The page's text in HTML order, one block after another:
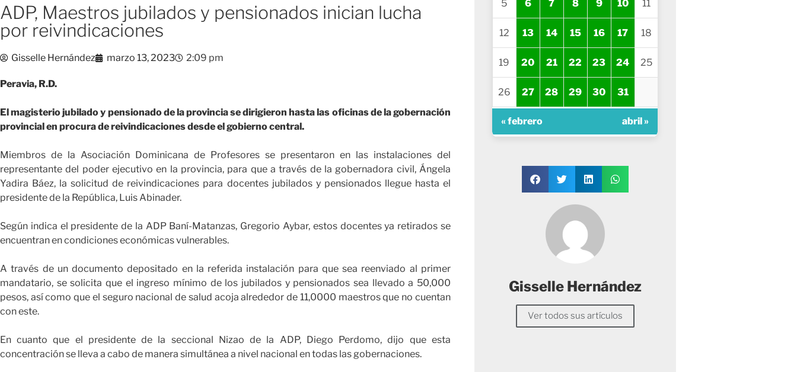
ADP, Maestros jubilados y pensionados inician lucha
por reivindicaciones
Gisselle Hernández marzo 13, 2023 2:09 pm
Peravia, R.D.
El magisterio jubilado y pensionado de la provincia se dirigieron hasta las oficinas de la gobernación
provincial en procura de reivindicaciones desde el gobierno central.
Miembros de la Asociación Dominicana de Profesores se presentaron en las instalaciones del
representante del poder ejecutivo en la provincia, para que a través de la gobernadora civil, Ángela
Yadira Báez, la solicitud de reivindicaciones para docentes jubilados y pensionados llegue hasta el
presidente de la República, Luis Abinader.
Según indica el presidente de la ADP Baní-Matanzas, Gregorio Aybar, estos docentes ya retirados se
encuentran en condiciones económicas vulnerables.
A través de un documento depositado en la referida instalación para que sea reenviado al primer
mandatario, se solicita que el ingreso mínimo de los jubilados y pensionados sea llevado a 50,000
pesos, así como que el seguro nacional de salud acoja alrededor de 11,0000 maestros que no cuentan
con este.
En cuanto que el presidente de la seccional Nizao de la ADP, Diego Perdomo, dijo que esta
concentración se lleva a cabo de manera simultánea a nivel nacional en todas las gobernaciones.
5 6 7 8 9 10 11
12 13 14 15 16 17 18
19 20 21 22 23 24 25
26 27 28 29 30 31
« febrero abril »
Gisselle Hernández
Ver todos sus artículos